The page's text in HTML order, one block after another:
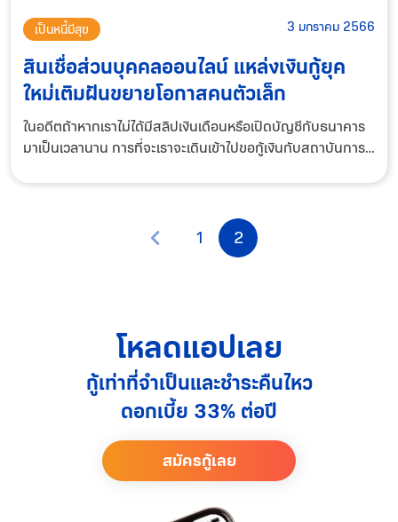
เป็นหนี้มีสุข 3 มกราคม 2566
สินเชื่อส่วนบุคคลออนไลน์ แหล่งเงินกู้ยุค
ใหม่เติมฝันขยายโอกาสคนตัวเล็ก
ในอดีตถ้าหากเราไม่ได้มีสลิปเงินเดือนหรือเปิดบัญชีกับธนาคาร
มาเป็นเวลานาน การที่จะเราจะเดินเข้าไปขอกู้เงินกับสถาบันการ
ความฝัน มีแรงบรรดาลใจ
1 2
โหลดแอปเลย
กู้เท่าที่จำเป็นและชำระคืนไหว
ดอกเบี้ย 33% ต่อปี
สมัครกู้เลย